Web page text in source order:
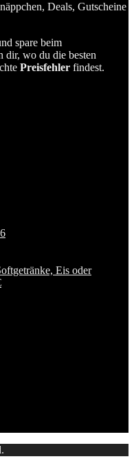
Deals, Gutscheine
spare beim
dir, wo du die besten
Preisfehler findest.
Eis oder